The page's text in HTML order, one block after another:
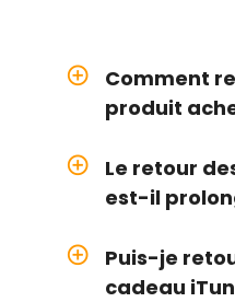
add_circle_outline
Comment
produit
add_circle_outline
Le retour
est-il
add_circle_outline
Puis-je
cadeau